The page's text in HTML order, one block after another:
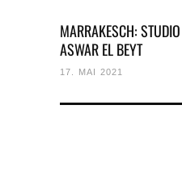
MARRAKESCH:
ASWAR EL BEYT
17. MAI 2021